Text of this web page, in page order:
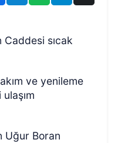
sıcak
ve yenileme
Uğur Boran